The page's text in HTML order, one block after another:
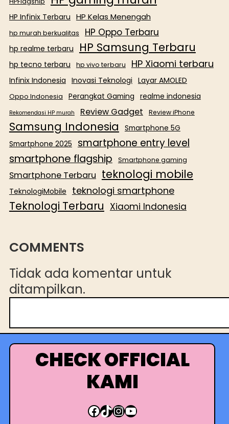
HP Infinix Terbaru HP Kelas Menengah
hp murah berkualitas HP Oppo Terbaru
hp realme terbaru HP Samsung Terbaru
hp tecno terbaru hp vivo terbaru HP Xiaomi terbaru
Infinix Indonesia Inovasi Teknologi Layar AMOLED
Oppo Indonesia Perangkat Gaming realme indonesia
Rekomendasi HP murah Review Gadget Review iPhone
Samsung Indonesia
Smartphone 5G
Smartphone 2025 smartphone entry level
smartphone flagship Smartphone gaming
Smartphone Terbaru teknologi mobile
TeknologiMobile teknologi smartphone
Teknologi Terbaru Xiaomi Indonesia
COMMENTS
Tidak ada komentar untuk
ditampilkan.
r
i
CHECK OFFICIAL
KAMI
Facebook TikTok InstagramYouTube